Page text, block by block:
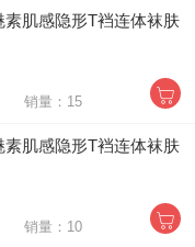
素肌感隐形T裆连体袜肤
销量：15
素肌感隐形T裆连体袜肤
销量：10